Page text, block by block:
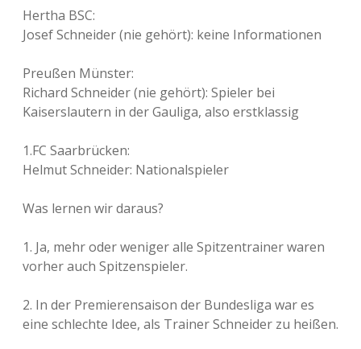
Hertha BSC:
Josef Schneider (nie gehört): keine Informationen
Preußen Münster:
Richard Schneider (nie gehört): Spieler bei
Kaiserslautern in der Gauliga, also erstklassig
1.FC Saarbrücken:
Helmut Schneider: Nationalspieler
Was lernen wir daraus?
1. Ja, mehr oder weniger alle Spitzentrainer waren
vorher auch Spitzenspieler.
2. In der Premierensaison der Bundesliga war es
eine schlechte Idee, als Trainer Schneider zu heißen.